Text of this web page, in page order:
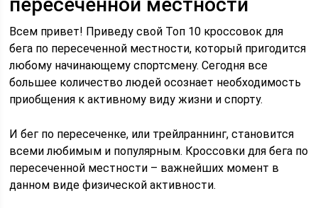
Всем привет! Приведу свой Топ 10 кроссовок для
бега по пересеченной местности, который пригодится
любому начинающему спортсмену. Сегодня все
большее количество людей осознает необходимость
приобщения к активному виду жизни и спорту.
И бег по пересеченке, или трейлраннинг, становится
всеми любимым и популярным. Кроссовки для бега по
пересеченной местности – важнейших момент в
данном виде физической активности.